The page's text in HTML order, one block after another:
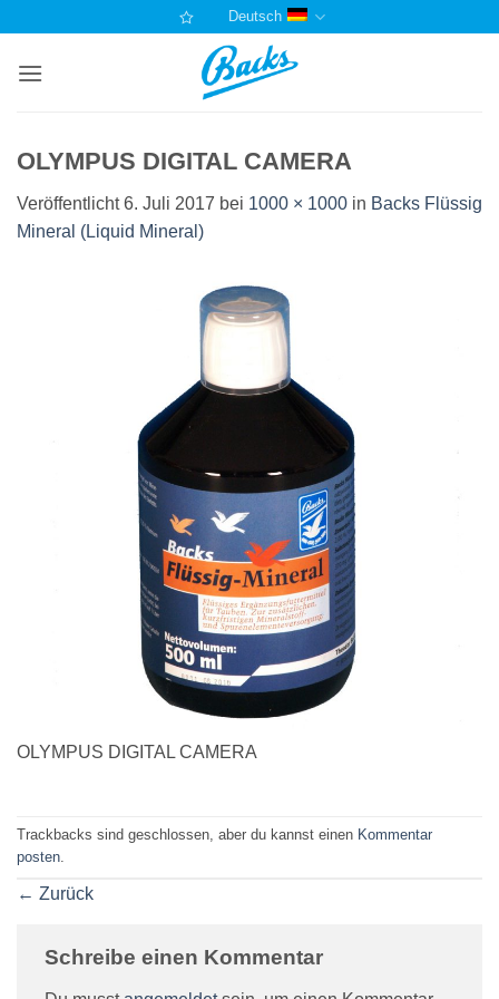
springen
Deutsch
OLYMPUS DIGITAL CAMERA
Veröffentlicht6. Juli 2017 bei 1000 × 1000 in Backs Flüssig
Mineral (Liquid Mineral)
OLYMPUS DIGITAL CAMERA
Trackbacks sind geschlossen, aber du kannst einen Kommentar
posten.
← Zurück
Schreibe einen Kommentar